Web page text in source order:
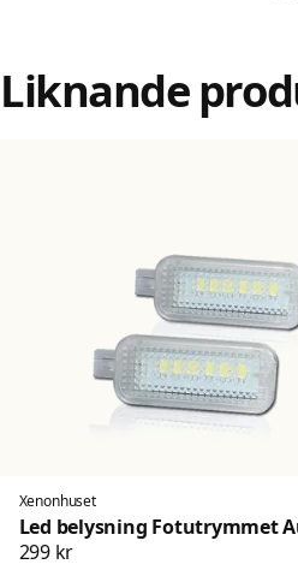
Liknande
Xenonhuset
Led belysning Fotutrymmet
299 kr